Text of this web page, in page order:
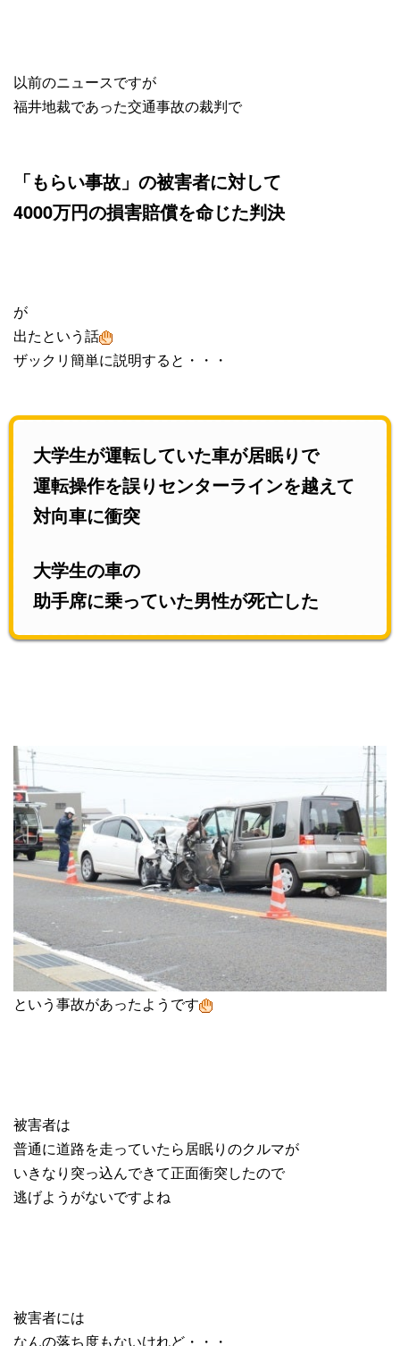
以前のニュースですが
福井地裁であった交通事故の裁判で
「もらい事故」の被害者に対して
4000万円の損害賠償を命じた判決
が
出たという話
ザックリ簡単に説明すると・・・
大学生が運転していた車が居眠りで
運転操作を誤りセンターラインを越えて
対向車に衝突
大学生の車の
助手席に乗っていた男性が死亡した
という事故があったようです
被害者は
普通に道路を走っていたら居眠りのクルマが
いきなり突っ込んできて正面衝突したので
逃げようがないですよね
被害者には
なんの落ち度もないけれど・・・